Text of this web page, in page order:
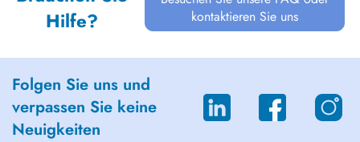
Hilfe?
kontaktieren Sie uns
Folgen Sie uns und
verpassen Sie keine
Neuigkeiten